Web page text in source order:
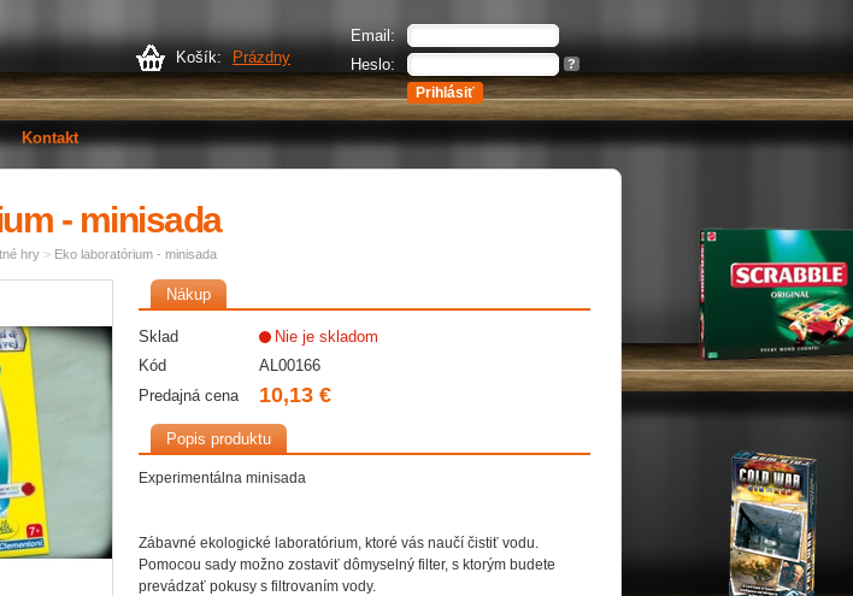
Email:
Heslo:
?
Košík: Prázdny
Kontakt
- minisada
hry > Eko laboratórium - minisada
Nákup
Sklad
Nie je skladom
Kód
AL00166
Predajná cena
10,13 €
Popis produktu
Experimentálna minisada
Zábavné ekologické laboratórium, ktoré vás naučí čistiť vodu.
Pomocou sady možno zostaviť dômyselný filter, s ktorým budete
prevádzať pokusy s filtrovaním vody.